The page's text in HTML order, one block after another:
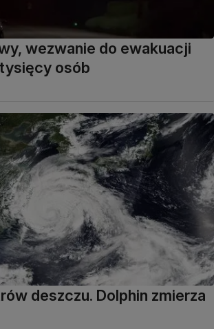
wezwanie do ewakuacji
osób
deszczu. Dolphin zmierza